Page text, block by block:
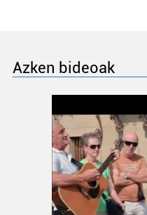
Azken bideoak